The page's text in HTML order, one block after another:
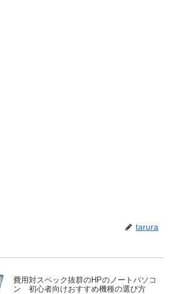
tarura
費用対スペック抜群のHPのノートパソコ
ン 初心者向けおすすめ機種の選び方